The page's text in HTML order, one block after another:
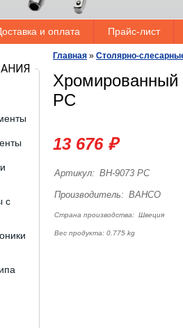
и оплата Прайс-лист
с
Главная » Столярно-
Хромированный
PC
13 676 ₽
Артикул: BH-9073 PC
Производитель: BAHCO
Страна производства: Швеция
Вес продукта: 0.775 kg